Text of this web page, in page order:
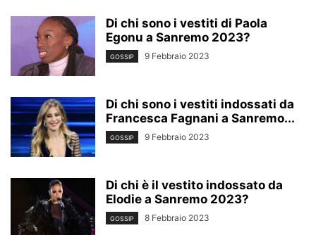
Di chi sono i vestiti di Paola
Egonu a Sanremo 2023?
GOSSIP 9 Febbraio 2023
Di chi sono i vestiti indossati da
Francesca Fagnani a Sanremo...
GOSSIP 9 Febbraio 2023
Di chi è il vestito indossato da
Elodie a Sanremo 2023?
GOSSIP 8 Febbraio 2023